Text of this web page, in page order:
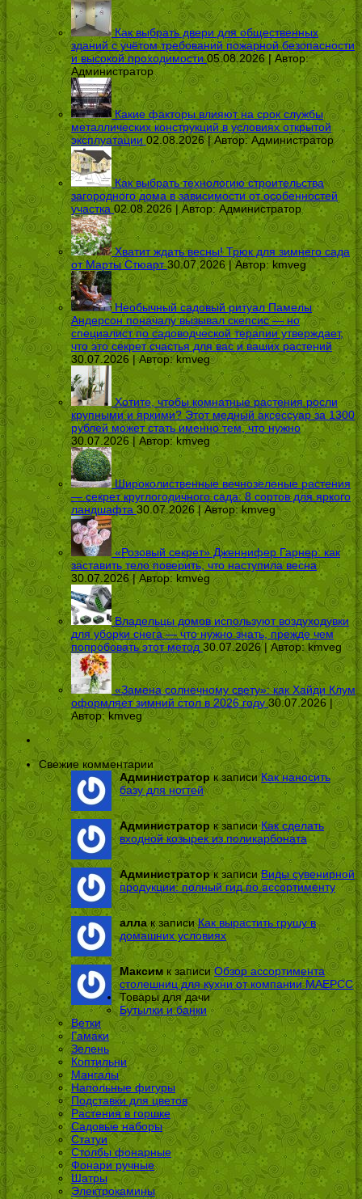
Как выбрать двери для общественных
зданий с учётом требований пожарной безопасности
и высокой проходимости 05.08.2026 | Автор:
Администратор
Какие факторы влияют на срок службы
металлических конструкций в условиях открытой
эксплуатации 02.08.2026 | Автор:Администратор
Как выбрать технологию строительства
загородного дома в зависимости от особенностей
участка 02.08.2026 | Автор: Администратор
Хватит ждать весны! Трюк для зимнего сада
от Марты Стюарт 30.07.2026 | Автор: kmveg
Необычный садовый ритуал Памелы
Андерсон поначалу вызывал скепсис — но
специалист по садоводческой терапии утверждает,
что это секрет счастья для вас и ваших растений
30.07.2026 | Автор:kmveg
Хотите, чтобы комнатные растения росли
крупными и яркими? Этот медный аксессуар за 1300
рублей может стать именно тем, что нужно
30.07.2026 | Автор:kmveg
Широколиственные вечнозеленые растения
— секрет круглогодичного сада: 8 сортов для яркого
ландшафта 30.07.2026 | Автор:kmveg
«Розовый секрет» Дженнифер Гарнер: как
заставить тело поверить, что наступила весна
30.07.2026 | Автор: kmveg
Владельцы домов используют воздуходувки
для уборки снега — что нужно знать, прежде чем
попробовать этот метод 30.07.2026 | Автор:kmveg
«Замена солнечному свету»: как Хайди Клум
оформляет зимний стол в 2026 году 30.07.2026 |
Автор:kmveg
Свежие комментарии
Администратор к записиКак наносить
базу для ногтей
Администраторк записиКак сделать
входной козырек из поликарбоната
Администраторк записиВиды сувенирной
продукции: полный гид по ассортименту
аллак записиКак вырастить грушу в
домашних условиях
Максим к записиОбзор ассортимента
столешниц для кухни от компании МАЕРСС
Товары для дачи
Бутылки и банки
Ветки
Гамаки
Зелень
Коптильни
Мангалы
Напольные фигуры
Подставки для цветов
Растения в горшке
Садовые наборы
Статуи
Столбы фонарные
Фонари ручные
Шатры
Электрокамины